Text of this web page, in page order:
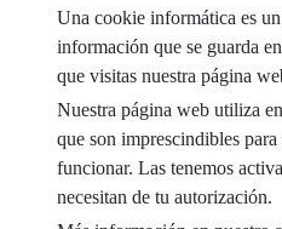
mensaje
Captcha
Una cookie informática es
información que se guarda
que visitas nuestra página
Nuestra página web utiliza
que son imprescindibles
funcionar. Las tenemos
necesitan de tu autorización.